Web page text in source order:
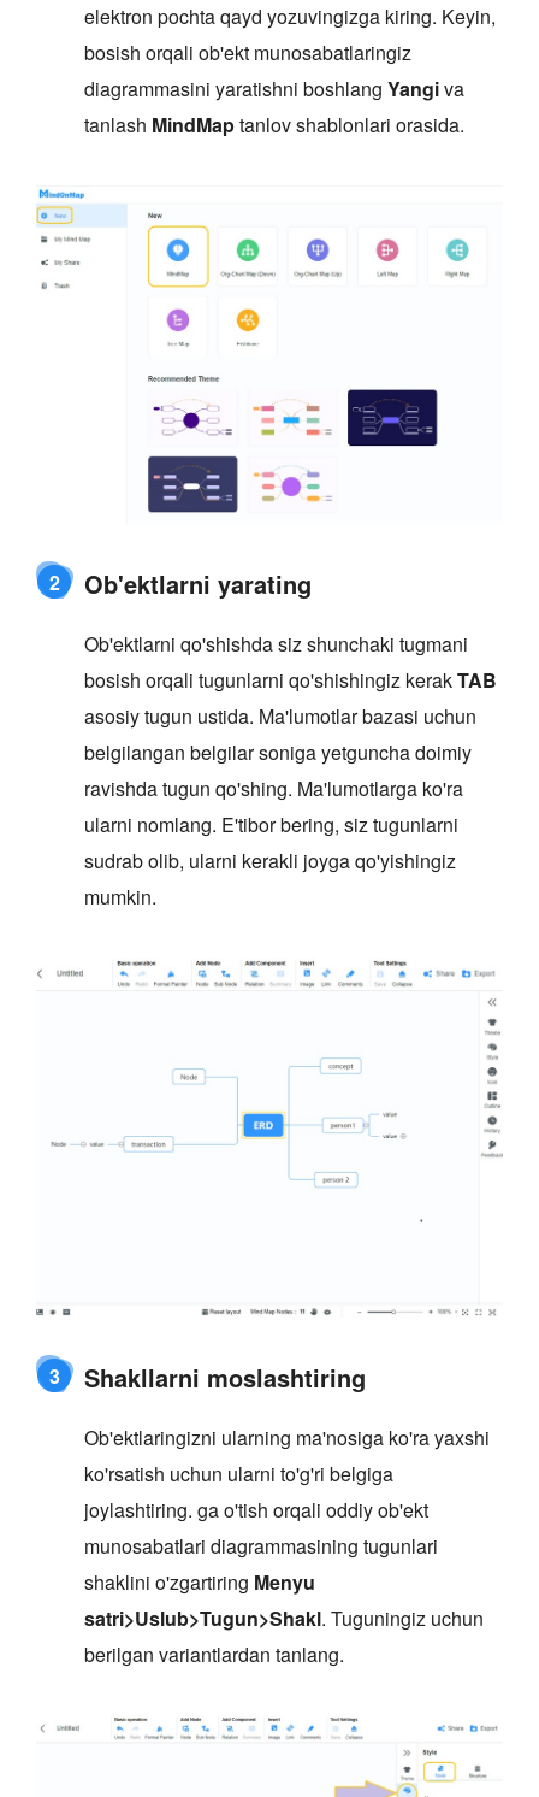
elektron pochta qayd yozuvingizga kiring. Keyin,
bosish orqali ob'ekt munosabatlaringiz
diagrammasini yaratishni boshlang Yangiva
tanlash MindMaptanlov shablonlari orasida.
2 Ob'ektlarni yarating
Ob'ektlarni qo'shishda siz shunchaki tugmani
bosish orqali tugunlarni qo'shishingiz kerakTAB
asosiy tugun ustida. Ma'lumotlar bazasi uchun
belgilangan belgilar soniga yetguncha doimiy
ravishda tugun qo'shing. Ma'lumotlarga ko'ra
ularni nomlang. E'tibor bering, siz tugunlarni
sudrab olib, ularni kerakli joyga qo'yishingiz
mumkin.
3 Shakllarni moslashtiring
Ob'ektlaringizni ularning ma'nosiga ko'ra yaxshi
ko'rsatish uchun ularni to'g'ri belgiga
joylashtiring. ga o'tish orqali oddiy ob'ekt
munosabatlari diagrammasining tugunlari
shaklini o'zgartiring Menyu
satri>Uslub>Tugun>Shakl. Tuguningiz uchun
berilgan variantlardan tanlang.